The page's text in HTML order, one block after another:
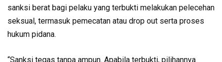
sanksi berat bagi pelaku yang terbukti melakukan pelecehan
seksual, termasuk pemecatan atau drop out serta proses
hukum pidana.
“Sanksi tegas tanpa ampun. Apabila terbukti, pilihannya